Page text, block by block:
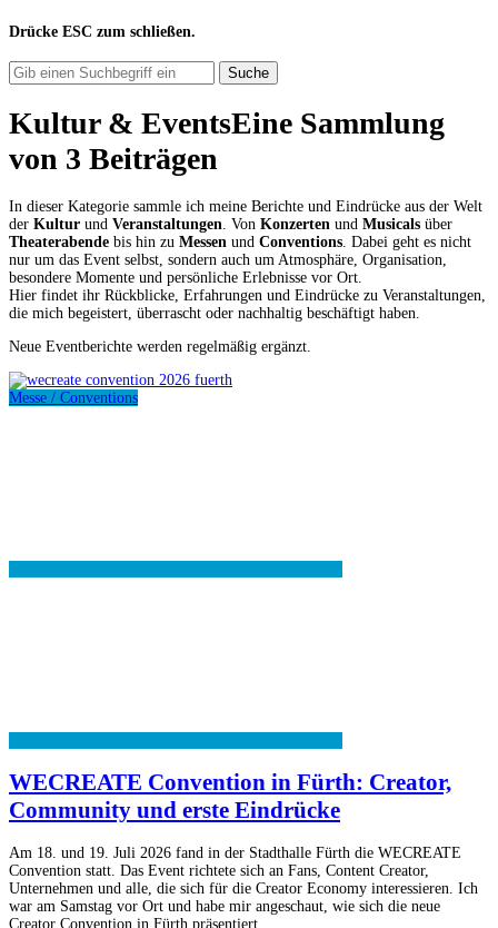
Drücke ESC zum schließen.
Suche
Kultur & EventsEine Sammlung
von 3 Beiträgen
In dieser Kategorie sammle ich meine Berichte und Eindrücke aus der Welt
der Kultur und Veranstaltungen . Von Konzerten und Musicals über
Theaterabende bis hin zu Messen und Conventions . Dabei geht es nicht
nur um das Event selbst, sondern auch um Atmosphäre, Organisation,
besondere Momente und persönliche Erlebnisse vor Ort.
Hier findet ihr Rückblicke, Erfahrungen und Eindrücke zu Veranstaltungen,
die mich begeistert, überrascht oder nachhaltig beschäftigt haben.
Neue Eventberichte werden regelmäßig ergänzt.
Messe / Conventions
WECREATE Convention in Fürth: Creator,
Community und erste Eindrücke
Am 18. und 19. Juli 2026 fand in der Stadthalle Fürth die WECREATE
Convention statt. Das Event richtete sich an Fans, Content Creator,
Unternehmen und alle, die sich für die Creator Economy interessieren. Ich
war am Samstag vor Ort und habe mir angeschaut, wie sich die neue
Creator Convention in Fürth präsentiert.